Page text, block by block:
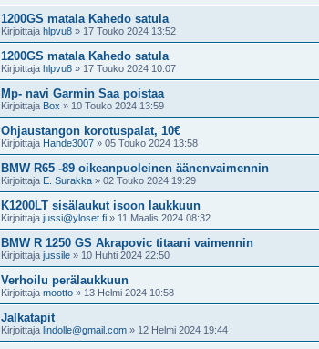
1200GS matala Kahedo satula
Kirjoittaja hlpvu8 » 17 Touko 2024 13:52
1200GS matala Kahedo satula
Kirjoittaja hlpvu8 » 17 Touko 2024 10:07
Mp- navi Garmin Saa poistaa
Kirjoittaja Box » 10 Touko 2024 13:59
Ohjaustangon korotuspalat, 10€
Kirjoittaja Hande3007 » 05 Touko 2024 13:58
BMW R65 -89 oikeanpuoleinen äänenvaimennin
Kirjoittaja E. Surakka » 02 Touko 2024 19:29
K1200LT sisälaukut isoon laukkuun
Kirjoittaja jussi@yloset.fi » 11 Maalis 2024 08:32
BMW R 1250 GS Akrapovic titaani vaimennin
Kirjoittaja jussile » 10 Huhti 2024 22:50
Verhoilu perälaukkuun
Kirjoittaja mootto » 13 Helmi 2024 10:58
Jalkatapit
Kirjoittaja lindolle@gmail.com » 12 Helmi 2024 19:44